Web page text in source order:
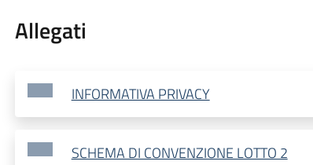
Allegati
INFORMATIVA PRIVACY
SCHEMA DI CONVENZIONE LOTTO 2